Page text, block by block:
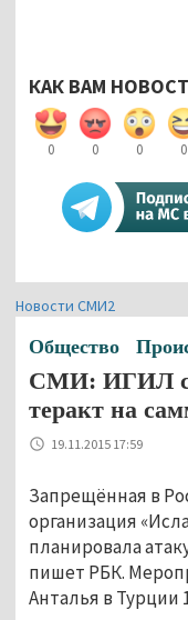
КАК ВАМ
0 0 0 0
Новости СМИ2
Общество
СМИ: ИГИЛ
теракт на
19.11.2015 17:59
Запрещённая в
организация
планировала
пишет РБК.
Анталья в Турции